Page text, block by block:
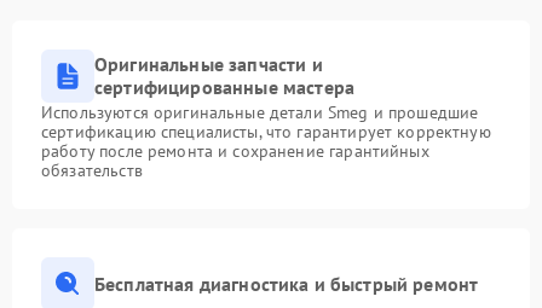
Оригинальные запчасти и
сертифицированные мастера
Используются оригинальные детали Smeg и прошедшие
сертификацию специалисты, что гарантирует корректную
работу после ремонта и сохранение гарантийных
обязательств
Бесплатная диагностика и быстрый ремонт